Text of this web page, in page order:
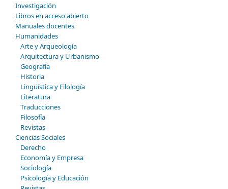
Investigación
Libros en acceso abierto
Manuales docentes
Humanidades
Arte y Arqueología
Arquitectura y Urbanismo
Geografía
Historia
Lingüística y Filología
Literatura
Traducciones
Filosofía
Revistas
Ciencias Sociales
Derecho
Economía y Empresa
Sociología
Psicología y Educación